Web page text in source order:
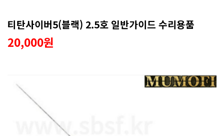
티탄사이버5(블랙) 2.5호 일반가이드 수리용품
20,000원